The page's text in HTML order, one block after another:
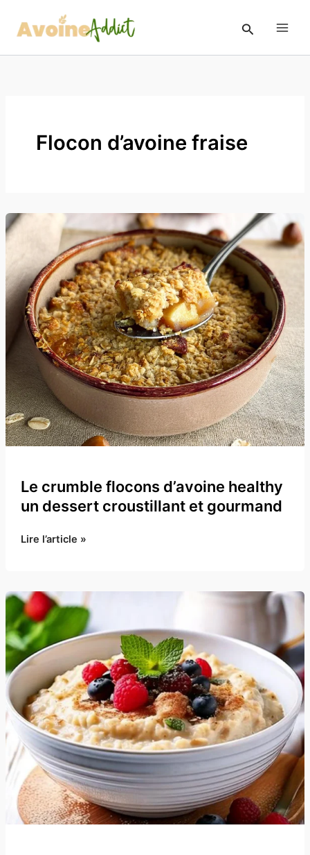
contenu
Rechercher
Flocon d’avoine fraise
Le crumble flocons d’avoine healthy
un dessert croustillant et gourmand
Le
d’avoine
healthy
un
dessert
croustillant
et
gourmand
Lire l’article »